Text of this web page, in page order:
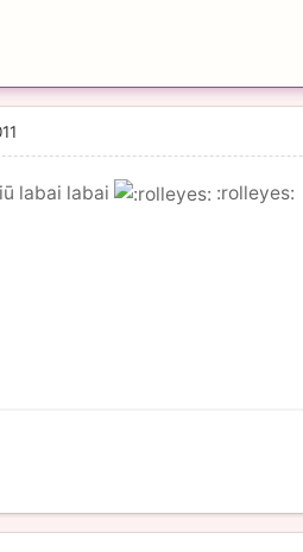
labai labai :rolleyes: